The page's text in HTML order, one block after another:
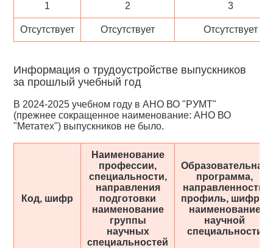
1 2 3
Отсутствует Отсутствует Отсутствует
Информация о трудоустройстве выпускников
за прошлый учебный год
В 2024-2025 учебном году в АНО ВО "РУМТ"
(прежнее сокращенное наименование: АНО ВО
"Метатех") выпускников не было.
Код, шифр
Наименование
профессии,
специальности,
направления
подготовки
наименование
группы
научных
специальностей
Образовательная
программа,
направленность,
профиль, шифр и
наименование
научной
специальности